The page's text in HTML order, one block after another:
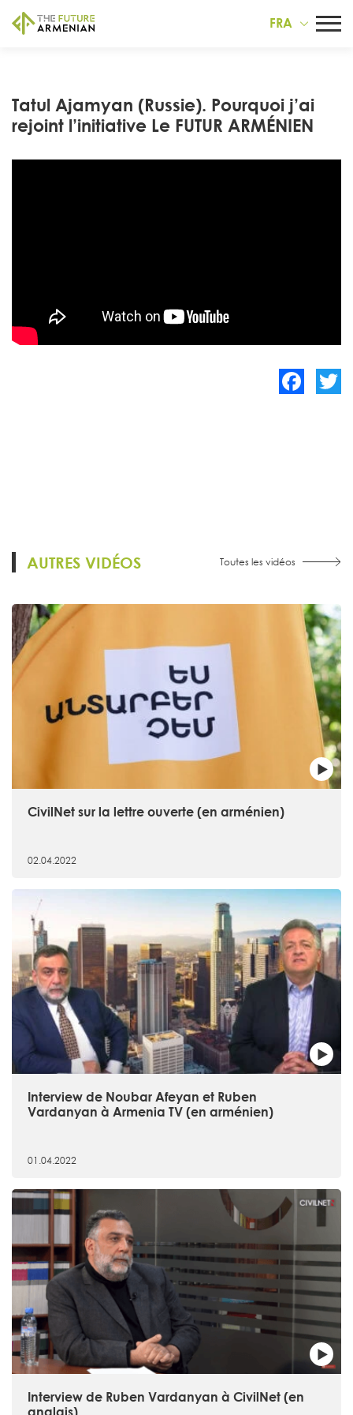
FRA
Tatul Ajamyan (Russie). Pourquoi j’ai
rejoint l’initiative Le FUTUR ARMÉNIEN
AUTRES VIDÉOS Toutes les vidéos
CivilNet sur la lettre ouverte (en arménien)
02.04.2022
Interview de Noubar Afeyan et Ruben
Vardanyan à Armenia TV (en arménien)
01.04.2022
Interview de Ruben Vardanyan à CivilNet (en